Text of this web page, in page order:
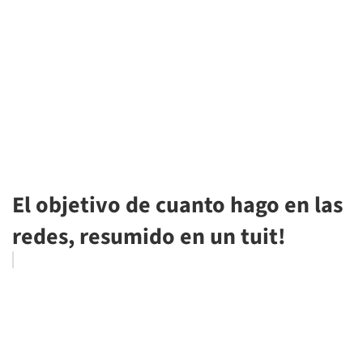
El objetivo de cuanto hago en las
redes, resumido en un tuit!